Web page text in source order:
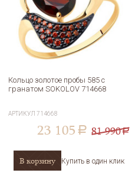
Кольцо золотое пробы 585 с
гранатом SOKOLOV 714668
АРТИКУЛ714668
23 105 a 81 990a
В корзину Купить в один клик